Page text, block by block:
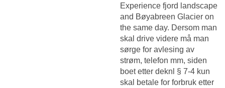
Experience fjord landscape
and Bøyabreen Glacier on
the same day. Dersom man
skal drive videre må man
sørge for avlesing av
strøm, telefon mm, siden
boet etter deknl § 7-4 kun
skal betale for forbruk etter